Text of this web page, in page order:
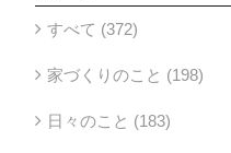
すべて (372)
家づくりのこと (198)
日々のこと (183)